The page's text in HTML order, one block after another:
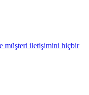
müşteri iletişimini hiçbir